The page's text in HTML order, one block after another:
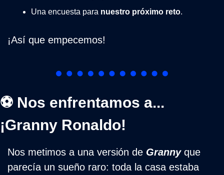
Una encuesta para nuestro próximo reto.
¡Así que empecemos!
⚽ Nos enfrentamos a...
¡Granny Ronaldo!
Nos metimos a una versión de Granny que
parecía un sueño raro: toda la casa estaba